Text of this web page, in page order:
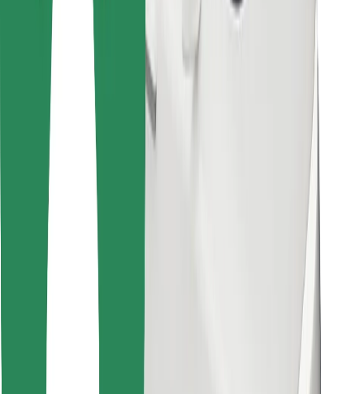
¡Conseguí un viaje en minutos!
Descargar la app de Bolt
Encontrá tu comida favorita
Descargar la app de Bolt Food